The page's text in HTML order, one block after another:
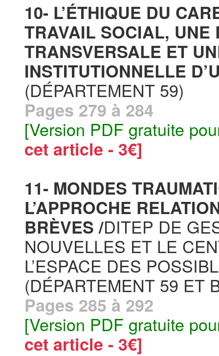
10- L’ÉTHIQUE DU
TRAVAIL SOCIAL, UNE
TRANSVERSALE ET
INSTITUTIONNELLE
(DÉPARTEMENT 59)
Pages 279 à 284
[Version PDF gratuite
cet article - 3€]
11- MONDES
L’APPROCHE
BRÈVES /DITEP DE
NOUVELLES ET LE
L’ESPACE DES
(DÉPARTEMENT 59 ET
Pages 285 à 292
[Version PDF gratuite
cet article - 3€]